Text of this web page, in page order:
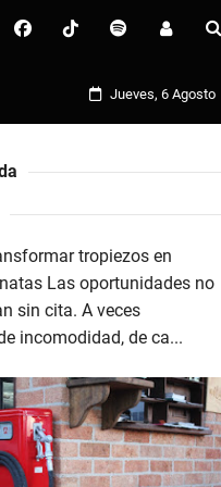
Jueves, 6 Agosto
tropiezos en
Las oportunidades no
sin cita. A veces
incomodidad, de ca...